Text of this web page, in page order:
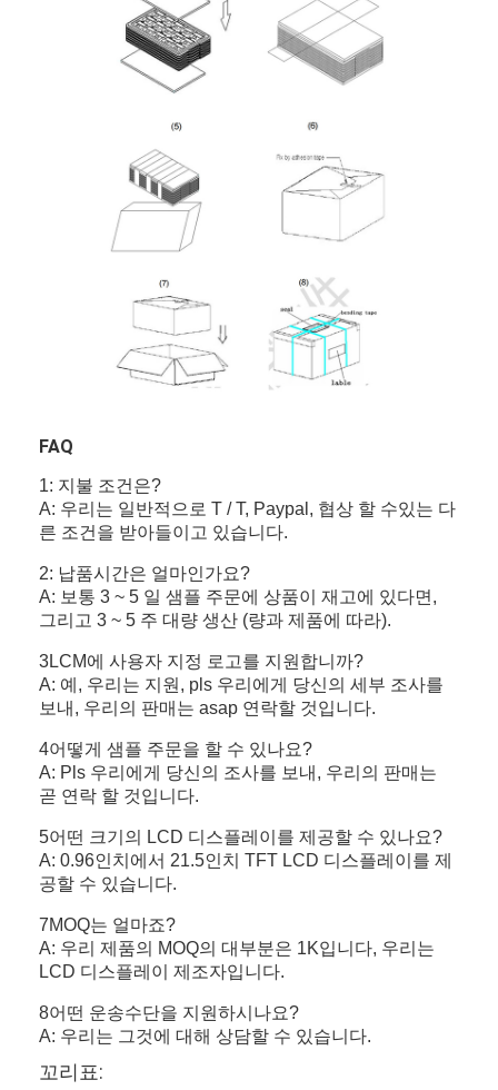
FAQ
1: 지불 조건은?
A: 우리는 일반적으로 T / T, Paypal, 협상 할 수있는 다
른 조건을 받아들이고 있습니다.
2: 납품시간은 얼마인가요?
A: 보통 3 ~ 5 일 샘플 주문에 상품이 재고에 있다면,
그리고 3 ~ 5 주 대량 생산 (량과 제품에 따라).
3LCM에 사용자 지정 로고를 지원합니까?
A: 예, 우리는 지원, pls 우리에게 당신의 세부 조사를
보내, 우리의 판매는 asap 연락할 것입니다.
4어떻게 샘플 주문을 할 수 있나요?
A: Pls 우리에게 당신의 조사를 보내, 우리의 판매는
곧 연락 할 것입니다.
5어떤 크기의 LCD 디스플레이를 제공할 수 있나요?
A: 0.96인치에서 21.5인치 TFT LCD 디스플레이를 제
공할 수 있습니다.
7MOQ는 얼마죠?
A: 우리 제품의 MOQ의 대부분은 1K입니다, 우리는
LCD 디스플레이 제조자입니다.
8어떤 운송수단을 지원하시나요?
A: 우리는 그것에 대해 상담할 수 있습니다.
꼬리표: